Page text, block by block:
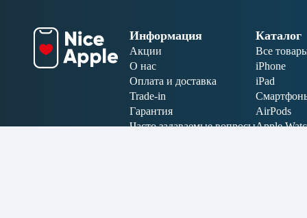
Информация
Акции
О нас
Оплата и доставка
Trade-in
Гарантия
Часто задаваемые вопросы
Каталог
Все
iPhone
iPad
AirPods
Apple